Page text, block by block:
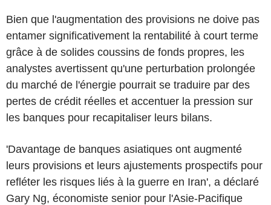
Bien que l'augmentation des provisions ne doive pas
entamer significativement la rentabilité à court terme
grâce à de solides coussins de fonds propres, les
analystes avertissent qu'une perturbation prolongée
du marché de l'énergie pourrait se traduire par des
pertes de crédit réelles et accentuer la pression sur
les banques pour recapitaliser leurs bilans.
'Davantage de banques asiatiques ont augmenté
leurs provisions et leurs ajustements prospectifs pour
refléter les risques liés à la guerre en Iran', a déclaré
Gary Ng, économiste senior pour l'Asie-Pacifique